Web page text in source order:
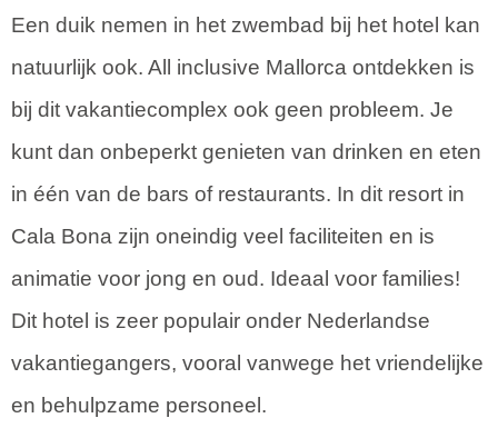
Een duik nemen in het zwembad bij het hotel kan
natuurlijk ook. All inclusive Mallorca ontdekken is
bij dit vakantiecomplex ook geen probleem. Je
kunt dan onbeperkt genieten van drinken en eten
in één van de bars of restaurants. In dit resort in
Cala Bona zijn oneindig veel faciliteiten en is
animatie voor jong en oud. Ideaal voor families!
Dit hotel is zeer populair onder Nederlandse
vakantiegangers, vooral vanwege het vriendelijke
en behulpzame personeel.